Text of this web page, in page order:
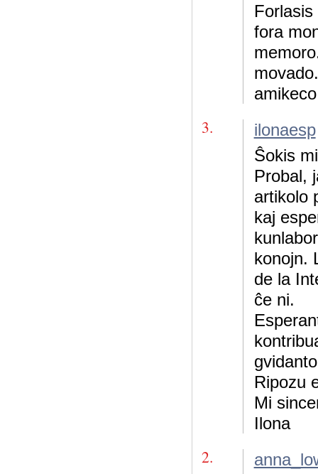
fora
3. ilonaesp
Ŝokis
Probal,
artikolo
kaj
konojn.
de la
ĉe ni.
Ripozu
Mi
Ilona
2.